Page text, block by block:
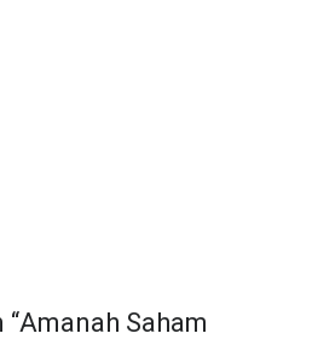
Amanah Saham